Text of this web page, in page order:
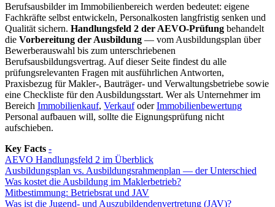
Berufsausbilder im Immobilienbereich werden bedeutet: eigene
Fachkräfte selbst entwickeln, Personalkosten langfristig senken und
Qualität sichern. Handlungsfeld 2 der AEVO-Prüfung behandelt
die Vorbereitung der Ausbildung — vom Ausbildungsplan über
Bewerberauswahl bis zum unterschriebenen
Berufsausbildungsvertrag. Auf dieser Seite findest du alle
prüfungsrelevanten Fragen mit ausführlichen Antworten,
Praxisbezug für Makler-, Bauträger- und Verwaltungsbetriebe sowie
eine Checkliste für den Ausbildungsstart. Wer als Unternehmer im
Bereich Immobilienkauf, VerkaufoderImmobilienbewertung
Personal aufbauen will, sollte die Eignungsprüfung nicht
aufschieben.
Key Facts -
AEVO Handlungsfeld 2 im Überblick
Ausbildungsplan vs. Ausbildungsrahmenplan — der Unterschied
Was kostet die Ausbildung im Maklerbetrieb?
Mitbestimmung: Betriebsrat und JAV
Was ist die Jugend- und Auszubildendenvertretung (JAV)?